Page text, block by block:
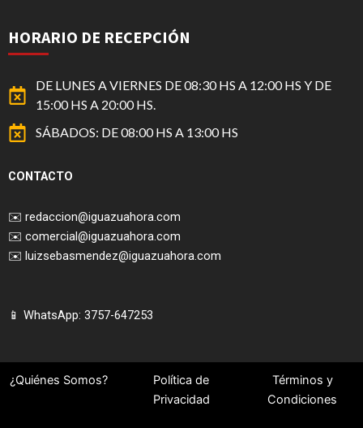
HORARIO DE RECEPCIÓN
DE LUNES A VIERNES DE 08:30 HS A 12:00 HS Y DE
15:00 HS A 20:00 HS.
SÁBADOS: DE 08:00 HS A 13:00 HS
CONTACTO
✉️ redaccion@iguazuahora.com
✉️ comercial@iguazuahora.com
✉️ luizsebasmendez@iguazuahora.com
📱 WhatsApp: 3757-647253
¿Quiénes Somos?
Política de
Privacidad
Términos y
Condiciones